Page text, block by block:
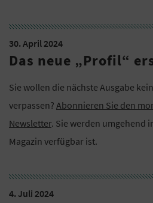
30. April 2024
Das neue „Profil“
Sie wollen die nächste Ausgabe
verpassen? Abonnieren Sie den
Newsletter. Sie werden umgehend
Magazin verfügbar ist.
4. Juli 2024